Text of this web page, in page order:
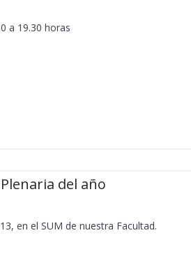
a 19.30 horas
del año
en el SUM de nuestra Facultad.